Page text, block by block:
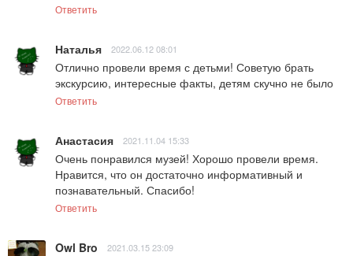
Ответить
Наталья 2022.06.12 08:01
Отлично провели время с детьми! Советую брать
экскурсию, интересные факты, детям скучно не было
Ответить
Анастасия 2021.11.04 15:33
Очень понравился музей! Хорошо провели время.
Нравится, что он достаточно информативный и
познавательный. Спасибо!
Ответить
Owl Bro 2021.03.15 23:09